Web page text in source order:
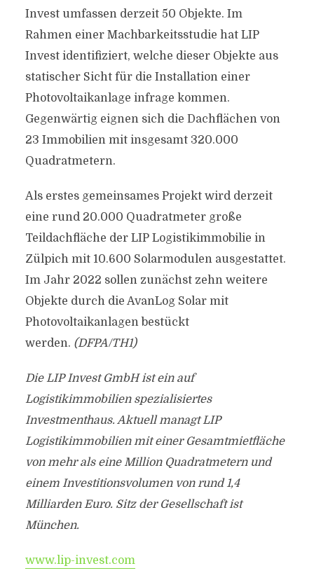
Invest umfassen derzeit 50 Objekte. Im
Rahmen einer Machbarkeitsstudie hat LIP
Invest identifiziert, welche dieser Objekte aus
statischer Sicht für die Installation einer
Photovoltaikanlage infrage kommen.
Gegenwärtig eignen sich die Dachflächen von
23 Immobilien mit insgesamt 320.000
Quadratmetern.
Als erstes gemeinsames Projekt wird derzeit
eine rund 20.000 Quadratmeter große
Teildachfläche der LIP Logistikimmobilie in
Zülpich mit 10.600 Solarmodulen ausgestattet.
Im Jahr 2022 sollen zunächst zehn weitere
Objekte durch die AvanLog Solar mit
Photovoltaikanlagen bestückt
werden. (DFPA/TH1)
Die LIP Invest GmbH ist ein auf
Logistikimmobilien spezialisiertes
Investmenthaus. Aktuell managt LIP
Logistikimmobilien mit einer Gesamtmietfläche
von mehr als eine Million Quadratmetern und
einem Investitionsvolumen von rund 1,4
Milliarden Euro. Sitz der Gesellschaft ist
München.
www.lip-invest.com